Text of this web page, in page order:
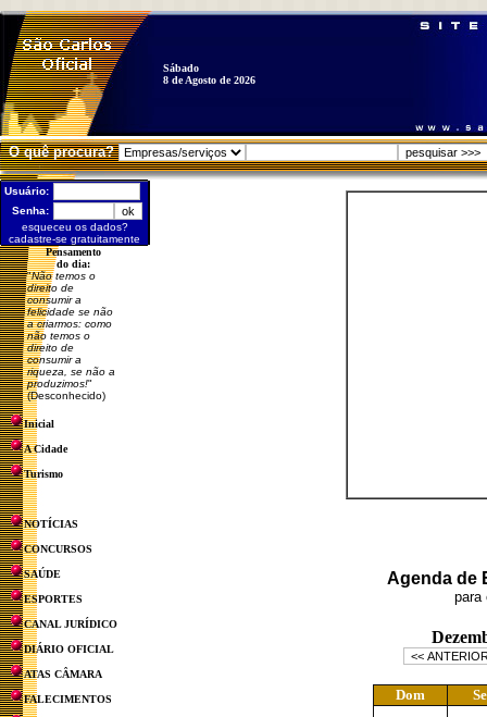
Sábado
8 de Agosto de 2026
O quê procura?
Usuário:
Senha:
esqueceu os dados?
cadastre-se gratuitamente
Pensamento
do dia:
"Não temos o
direito de
consumir a
felicidade se não
a criarmos: como
não temos o
direito de
consumir a
riqueza, se não a
produzimos!"
(Desconhecido)
Inicial
A Cidade
Turismo
NOTÍCIAS
CONCURSOS
SAÚDE
ESPORTES
CANAL JURÍDICO
DIÁRIO OFICIAL
ATAS CÂMARA
FALECIMENTOS
Agenda de
para